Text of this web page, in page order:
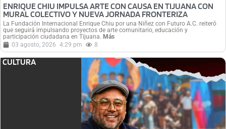
ENRIQUE CHIU IMPULSA ARTE CON CAUSA EN TIJUANA CON
MURAL COLECTIVO Y NUEVA JORNADA FRONTERIZA
La Fundación Internacional Enrique Chiu por una Niñez con Futuro A.C. reiteró
que seguirá impulsando proyectos de arte comunitario, educación y
participación ciudadana en Tijuana. Más
03 agosto, 2026 4:29 pm 8
CULTURA